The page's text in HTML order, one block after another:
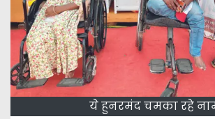
ये हुनरमंद चमका रहे